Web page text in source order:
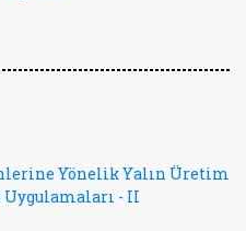
Yönelik Yalın Üretim
- II